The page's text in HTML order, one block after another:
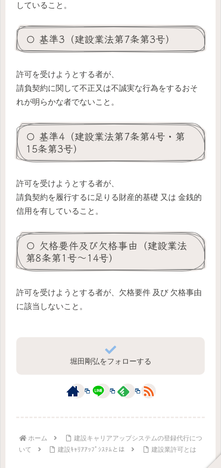
していること。
〇 基準3（建設業法第7条第3号）
許可を受けようとする者が、
請負契約に関して不正又は不誠実な行為をするおそ
れが明らかな者でないこと。
〇 基準4（建設業法第7条第4号・第
15条第3号）
許可を受けようとする者が、
請負契約を履行するに足りる財産的基礎 又は 金銭的
信用を有していること。
〇 欠格要件及び欠格事由（建設業法
第8条第1号～14号）
許可を受けようとする者が、欠格要件 及び 欠格事由
に該当しないこと。
堀田剛弘をフォローする
ホーム
建設キャリアアップシステムの登録代行につ
いて
建設ｷｬﾘｱｱｯﾌﾟｼｽﾃﾑとは 建設業許可とは